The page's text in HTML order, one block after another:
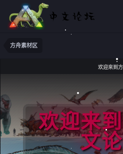
方舟素材区
欢迎来到方舟中
欢迎来
文